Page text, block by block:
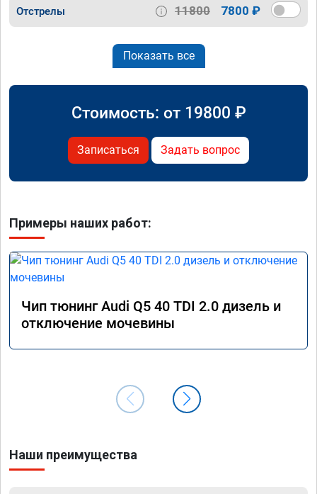
Отстрелы 11800 7800 ₽
Показать все
Стоимость: от 19800 ₽
Записаться Задать вопрос
Примеры наших работ:
Чип тюнинг Audi Q5 40 TDI 2.0 дизель и
отключение мочевины
Наши преимущества